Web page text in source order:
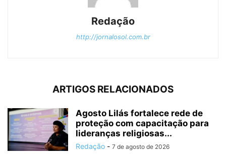
Redação
http://jornalosol.com.br
ARTIGOS RELACIONADOS
Agosto Lilás fortalece rede de
proteção com capacitação para
lideranças religiosas...
Redação - 7 de agosto de 2026